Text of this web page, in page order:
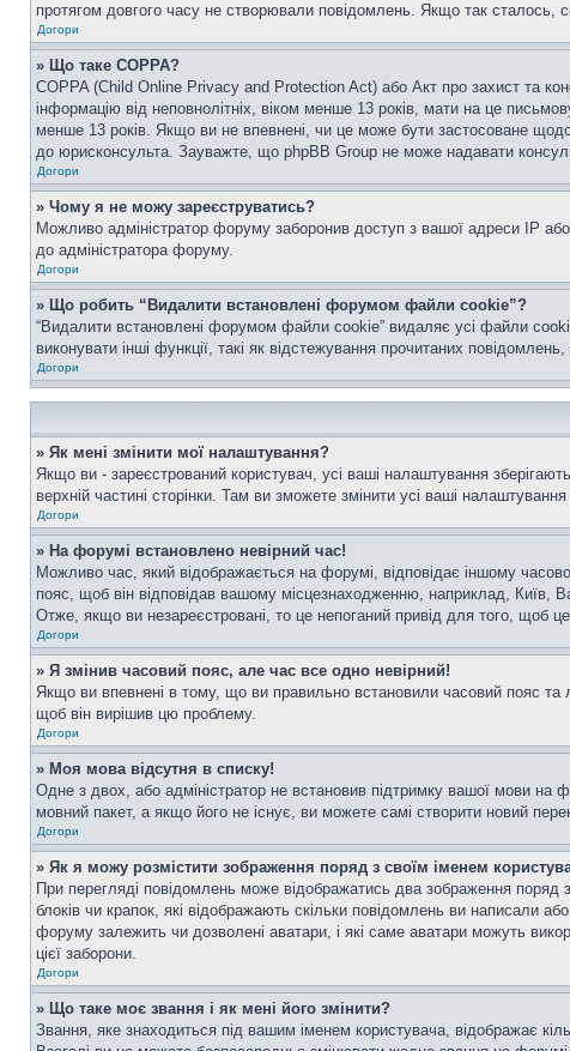
протягом довгого часу не створювали повідомлень. Якщо так сталось,
Догори
» Що таке COPPA?
COPPA (Child Online Privacy and Protection Act) або Акт про захист та
інформацію від неповнолітніх, віком менше 13 років, мати на це
менше 13 років. Якщо ви не впевнені, чи це може бути застосоване
до юрисконсульта. Зауважте, що phpBB Group не може надавати
Догори
» Чому я не можу зареєструватись?
Можливо адміністратор форуму заборонив доступ з вашої адреси IP
до адміністратора форуму.
Догори
» Що робить “Видалити встановлені форумом файли cookie”?
“Видалити встановлені форумом файли cookie” видаляє усі файли
виконувати інші функції, такі як відстежування прочитаних
Догори
» Як мені змінити мої налаштування?
Якщо ви - зареєстрований користувач, усі ваші налаштування
верхній частині сторінки. Там ви зможете змінити усі ваші
Догори
» На форумі встановлено невірний час!
Можливо час, який відображається на форумі, відповідає іншому
пояс, щоб він відповідав вашому місцезнаходженню, наприклад, Київ,
Отже, якщо ви незареєстровані, то це непоганий привід для того, щоб
Догори
» Я змінив часовий пояс, але час все одно невірний!
Якщо ви впевнені в тому, що ви правильно встановили часовий пояс та
щоб він вирішив цю проблему.
Догори
» Моя мова відсутня в списку!
Одне з двох, або адміністратор не встановив підтримку вашої мови на
мовний пакет, а якщо його не існує, ви можете самі створити новий
Догори
» Як я можу розмістити зображення поряд з своїм іменем
При перегляді повідомлень може відображатись два зображення
блоків чи крапок, які відображають скільки повідомлень ви написали
форуму залежить чи дозволені аватари, і які саме аватари можуть
цієї заборони.
Догори
» Що таке моє звання і як мені його змінити?
Звання, яке знаходиться під вашим іменем користувача, відображає